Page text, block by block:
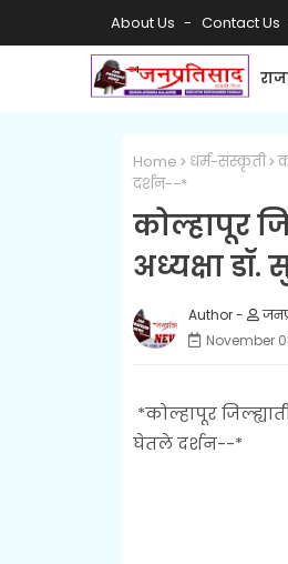
About Us Contact Us
Home धर्म-संस्कृती
दर्शन--*
कोल्हापूर
अध्यक्षा
November
*कोल्हापूर
घेतले दर्शन--*